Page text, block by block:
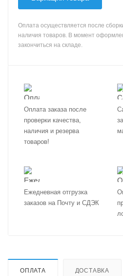
Оплата осуществляется после
наличия товаров. В момент
закончиться на складе.
Оплата заказа после
проверки качества,
наличия и резерва
товаров!
Ежедневная отгрузка
заказов на Почту и СДЭК
ОПЛАТА ДОСТАВКА